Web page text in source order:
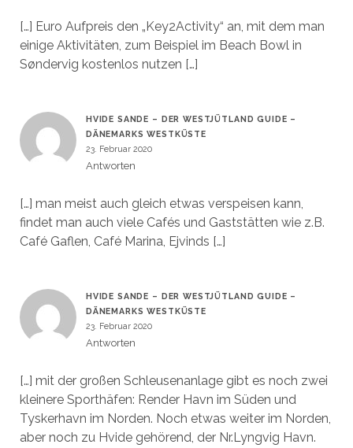
[…] Euro Aufpreis den „Key2Activity“ an, mit dem man
einige Aktivitäten, zum Beispiel im Beach Bowl in
Søndervig kostenlos nutzen […]
HVIDE SANDE – DER WESTJÜTLAND GUIDE –
DÄNEMARKS WESTKÜSTE
23. Februar 2020
Antworten
[…] man meist auch gleich etwas verspeisen kann,
findet man auch viele Cafés und Gaststätten wie z.B.
Café Gaflen, Café Marina, Ejvinds […]
HVIDE SANDE – DER WESTJÜTLAND GUIDE –
DÄNEMARKS WESTKÜSTE
23. Februar 2020
Antworten
[…] mit der großen Schleusenanlage gibt es noch zwei
kleinere Sporthäfen: Render Havn im Süden und
Tyskerhavn im Norden. Noch etwas weiter im Norden,
aber noch zu Hvide gehörend, der Nr.Lyngvig Havn.